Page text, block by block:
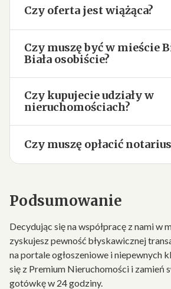
Czy oferta jest wiążąca?
Czy muszę być w mieście
Biała osobiście?
Czy kupujecie udziały w
nieruchomościach?
Czy muszę opłacić
Podsumowanie
Decydując się na współpracę z nami w
zyskujesz pewność błyskawicznej
na portale ogłoszeniowe i niepewnych
się z Premium Nieruchomości i zamień
gotówkę w 24 godziny.